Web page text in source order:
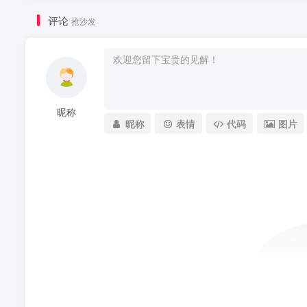
评论 抢沙发
昵称
昵称
表情 代码 图片